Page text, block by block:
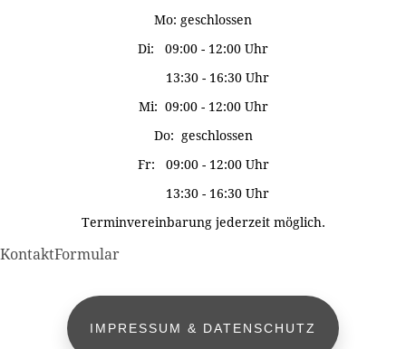
Mo: geschlossen
Di: 09:00 - 12:00 Uhr
13:30 - 16:30 Uhr
Mi: 09:00 - 12:00 Uhr
Do: geschlossen
Fr: 09:00 - 12:00 Uhr
13:30 - 16:30 Uhr
Terminvereinbarung jederzeit möglich.
KontaktFormular
IMPRESSUM & DATENSCHUTZ